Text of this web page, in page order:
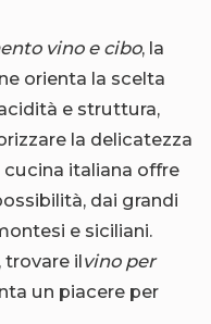
vino e cibo, la
orienta la scelta
e struttura,
la delicatezza
cucina italiana offre
dai grandi
e siciliani.
trovare ilvino per
un piacere per